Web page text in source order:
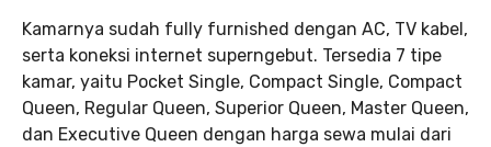
Kamarnya sudah fully furnished dengan AC, TV kabel,
serta koneksi internet superngebut. Tersedia 7 tipe
kamar, yaitu Pocket Single, Compact Single, Compact
Queen, Regular Queen, Superior Queen, Master Queen,
dan Executive Queen dengan harga sewa mulai dari